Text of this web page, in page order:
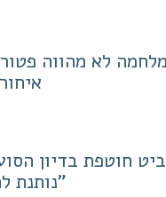
לא מהווה פטור
חוטפת בדיון
נותנת להפעיל שחקנים"